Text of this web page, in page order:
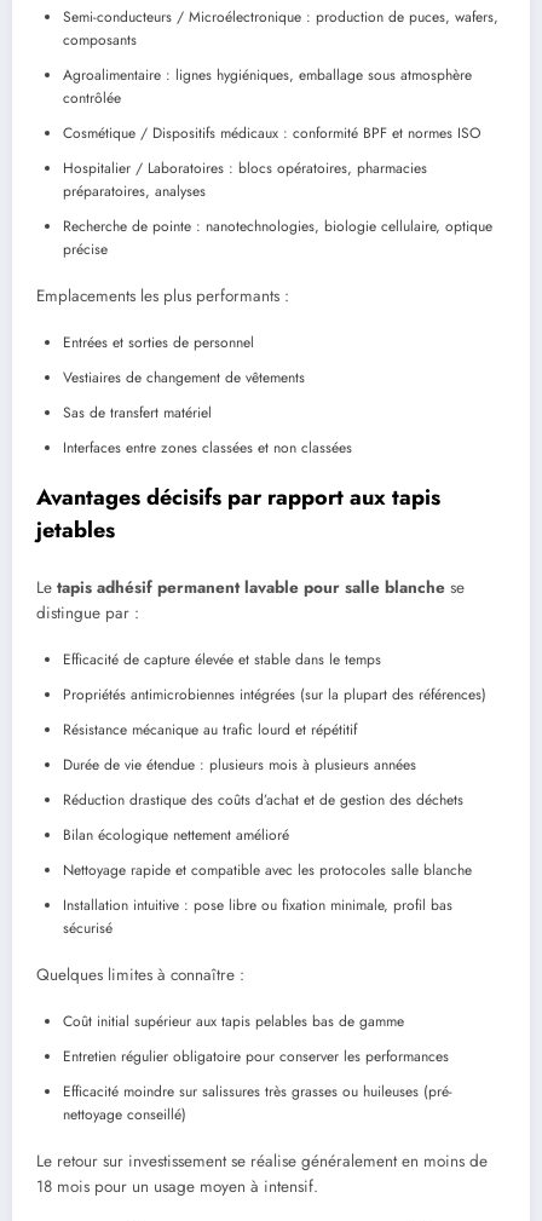
Semi-conducteurs / Microélectronique : production de puces, wafers,
composants
Agroalimentaire : lignes hygiéniques, emballage sous atmosphère
contrôlée
Cosmétique / Dispositifs médicaux : conformité BPF et normes ISO
Hospitalier / Laboratoires : blocs opératoires, pharmacies
préparatoires, analyses
Recherche de pointe : nanotechnologies, biologie cellulaire, optique
précise
Emplacements les plus performants :
Entrées et sorties de personnel
Vestiaires de changement de vêtements
Sas de transfert matériel
Interfaces entre zones classées et non classées
Avantages décisifs par rapport aux tapis
jetables
Le tapis adhésif permanent lavable pour salle blanche se
distingue par :
Efficacité de capture élevée et stable dans le temps
Propriétés antimicrobiennes intégrées (sur la plupart des références)
Résistance mécanique au trafic lourd et répétitif
Durée de vie étendue : plusieurs mois à plusieurs années
Réduction drastique des coûts d’achat et de gestion des déchets
Bilan écologique nettement amélioré
Nettoyage rapide et compatible avec les protocoles salle blanche
Installation intuitive : pose libre ou fixation minimale, profil bas
sécurisé
Quelques limites à connaître :
Coût initial supérieur aux tapis pelables bas de gamme
Entretien régulier obligatoire pour conserver les performances
Efficacité moindre sur salissures très grasses ou huileuses (pré-
nettoyage conseillé)
Le retour sur investissement se réalise généralement en moins de
18 mois pour un usage moyen à intensif.